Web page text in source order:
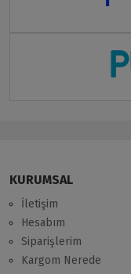
KURUMSAL
İletişim
Hesabım
Siparişlerim
Kargom Nerede